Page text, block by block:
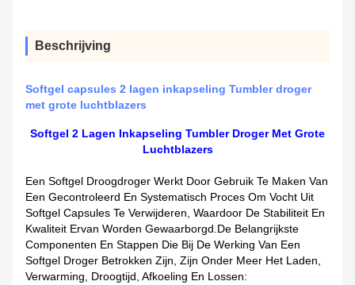
Beschrijving
Softgel capsules 2 lagen inkapseling Tumbler droger
met grote luchtblazers
Softgel 2 Lagen Inkapseling Tumbler Droger Met Grote
Luchtblazers
Een Softgel Droogdroger Werkt Door Gebruik Te Maken Van
Een Gecontroleerd En Systematisch Proces Om Vocht Uit
Softgel Capsules Te Verwijderen, Waardoor De Stabiliteit En
Kwaliteit Ervan Worden Gewaarborgd.De Belangrijkste
Componenten En Stappen Die Bij De Werking Van Een
Softgel Droger Betrokken Zijn, Zijn Onder Meer Het Laden,
Verwarming, Droogtijd, Afkoeling En Lossen: